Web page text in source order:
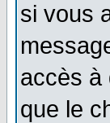
si vous
accès à
que le